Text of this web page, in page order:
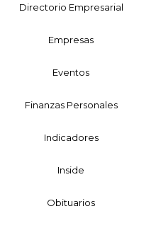
Directorio Empresarial
Empresas
Eventos
Finanzas Personales
Indicadores
Inside
Obituarios